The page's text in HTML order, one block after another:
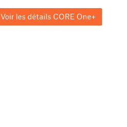
Voir les détails CORE One+